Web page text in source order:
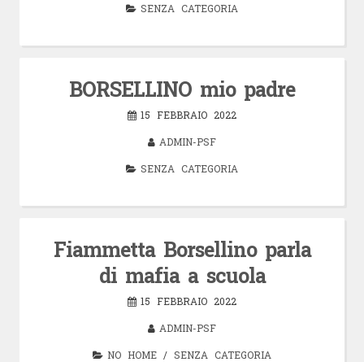
SENZA CATEGORIA
BORSELLINO mio padre
15 FEBBRAIO 2022
ADMIN-PSF
SENZA CATEGORIA
Fiammetta Borsellino parla
di mafia a scuola
15 FEBBRAIO 2022
ADMIN-PSF
NO HOME / SENZA CATEGORIA